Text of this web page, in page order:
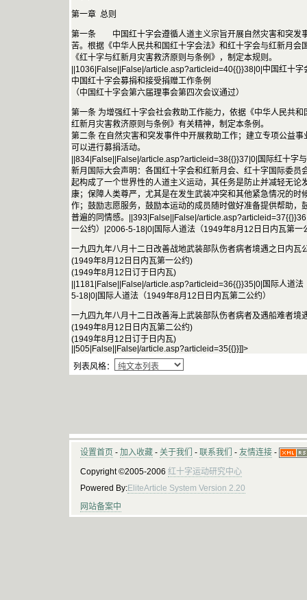
第一章 总则
第一条 中国红十字会遵循人道主义宗旨开展自然灾害和突发
苦。根据《中华人民共和国红十字会法》和红十字会与红新月会
《红十字与红新月灾害救济原则与条例》，制定本规则。
||1036|False||False|/article.asp?articleid=40{{}}38|0|中国红十
中国红十字会募捐和接受捐赠工作条例
（中国红十字会第六届理事会第四次会议通过）
第一条 为增强红十字会社会救助工作能力，依据《中华人民共
红新月灾害救济原则与条例》有关精神，制定本条例。
第二条 在自然灾害和突发事件中开展救助工作；建立专项公益
可以进行募捐活动。
||834|False||False|/article.asp?articleid=38{{}}37|0|国际红十字
新月国际大会声明：各国红十字会和红新月会、红十字国际委员
起构成了一个世界性的人道主义运动，其任务是防止并减轻无论
康；保障人类尊严，尤其是在发生武装冲突和其他紧急情况的时
作；鼓励志愿服务，鼓励本运动的成员随时做好准备提供帮助，
普遍的同情感。||393|False||False|/
一公约）|2006-5-18|0|国际人道法（1949年8月12日日内瓦第一
一九四九年八月十二日改善战地武装部队伤者病者境遇之日内
(1949年8月12日日内瓦第一公约)
(1949年8月12日订于日内瓦)
||1181|False||False|/article.asp?articleid=36{{}}35|0|国际人道
5-18|0|国际人道法（1949年8月12日日内瓦第二公约）
一九四九年八月十二日改善海上武装部队伤者病者及遇船难者
(1949年8月12日日内瓦第二公约)
(1949年8月12日订于日内瓦)
||505|False||False|/article.asp?articleid=35{{}}]]>
列表风格：
设置首页 - 加入收藏 - 关于我们 - 联系我们 - 友情连接 -
Copyright ©2005-2006 红十字运动研究中心
Powered By:EliteArticle System Version 2.20
网站备案中